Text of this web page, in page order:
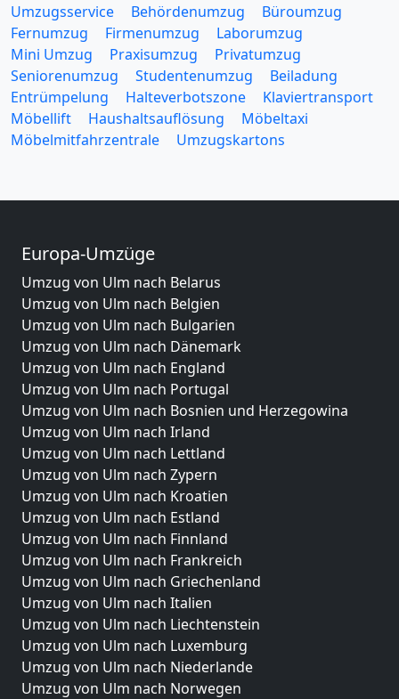
Umzugsservice Behördenumzug
Büroumzug
Fernumzug
Firmenumzug
Laborumzug
Mini Umzug
Praxisumzug
Privatumzug
Seniorenumzug
Studentenumzug
Beiladung
Entrümpelung
Halteverbotszone
Klaviertransport
Möbellift
Haushaltsauflösung
Möbeltaxi
Möbelmitfahrzentrale
Umzugskartons
Europa-Umzüge
Umzug von Ulm nach Belarus
Umzug von Ulm nach Belgien
Umzug von Ulm nach Bulgarien
Umzug von Ulm nach Dänemark
Umzug von Ulm nach England
Umzug von Ulm nach Portugal
Umzug von Ulm nach Bosnien und Herzegowina
Umzug von Ulm nach Irland
Umzug von Ulm nach Lettland
Umzug von Ulm nach Zypern
Umzug von Ulm nach Kroatien
Umzug von Ulm nach Estland
Umzug von Ulm nach Finnland
Umzug von Ulm nach Frankreich
Umzug von Ulm nach Griechenland
Umzug von Ulm nach Italien
Umzug von Ulm nach Liechtenstein
Umzug von Ulm nach Luxemburg
Umzug von Ulm nach Niederlande
Umzug von Ulm nach Norwegen